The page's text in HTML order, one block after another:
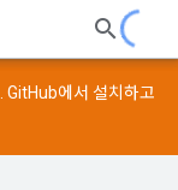
GitHub에서 설치하고